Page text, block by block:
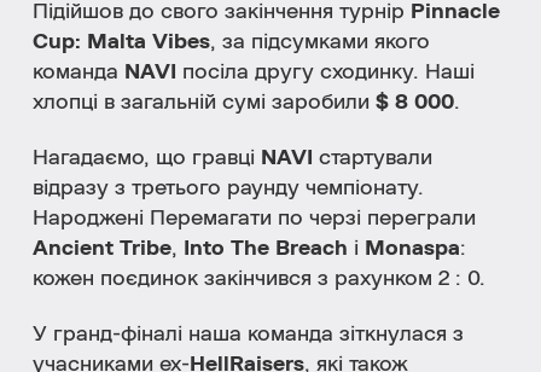
Підійшов до свого закінчення турнір Pinnacle
Cup: Malta Vibes, за підсумками якого
команда NAVI
посіла другу сходинку. Наші
хлопці в загальній сумі заробили $ 8 000.
Нагадаємо, що гравці NAVI стартували
відразу з третього раунду чемпіонату.
Народжені Перемагати по черзі переграли
Ancient Tribe, Into The Breach і Monaspa:
кожен поєдинок закінчився з рахунком 2 : 0.
У гранд-фіналі наша команда зіткнулася з
учасниками ex- HellRaisers, які також